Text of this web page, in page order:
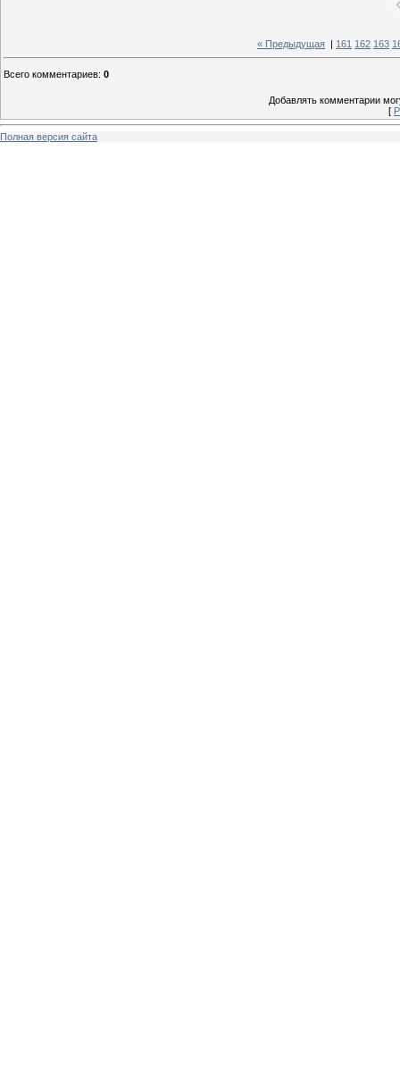
« Предыдущая 161 162 163
Всего комментариев: 0
Добавлять комментарии
[
Полная версия сайта